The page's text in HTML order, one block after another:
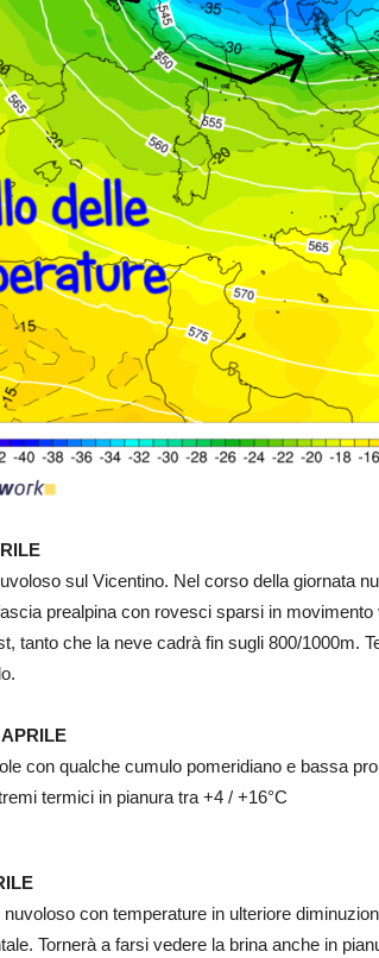
sul Vicentino. Nel corso della giornata
prealpina con rovesci sparsi in
tanto che la neve cadrà fin sugli 800/1000m.
APRILE
con qualche cumulo pomeridiano e bassa
termici in pianura tra +4 / +16°C
con temperature in ulteriore
Tornerà a farsi vedere la brina anche in